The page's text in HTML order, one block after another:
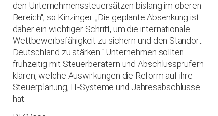
den Unternehmenssteuersätzen bislang im oberen
Bereich“, so Kinzinger. „Die geplante Absenkung ist
daher ein wichtiger Schritt, um die internationale
Wettbewerbsfähigkeit zu sichern und den Standort
Deutschland zu stärken.“ Unternehmen sollten
frühzeitig mit Steuerberatern und Abschlussprüfern
klären, welche Auswirkungen die Reform auf ihre
Steuerplanung, IT-Systeme und Jahresabschlüsse
hat.